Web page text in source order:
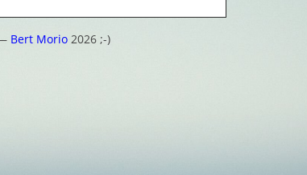
Bert Morio2026 ;-)